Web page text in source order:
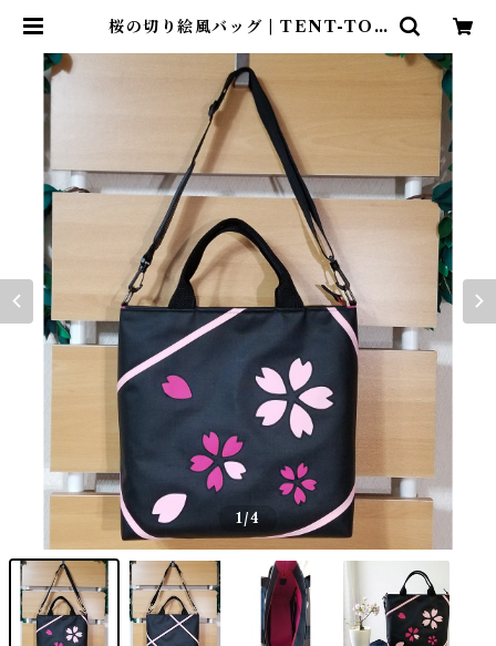
桜の切り絵風バッグ | TENT-TOT
1/4